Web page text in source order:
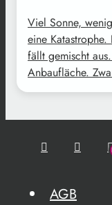
Viel Sonne,
eine
fällt gemischt
Anbaufläche.
AGB